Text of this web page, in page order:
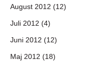
August 2012 (12)
Juli 2012 (4)
Juni 2012 (12)
Maj 2012 (18)